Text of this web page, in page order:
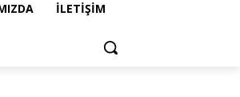
İLETIŞIM